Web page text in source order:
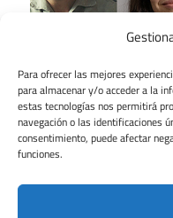
Para ofrecer las mejores
para almacenar y/o acceder a la
estas tecnologías nos permitirá
navegación o las identificaciones
consentimiento, puede afectar
funciones.